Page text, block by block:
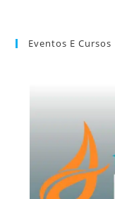
Eventos E Cursos